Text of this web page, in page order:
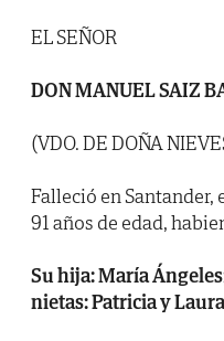
EL SEÑOR
DON MANUEL SAIZ
(VDO. DE DOÑA
Falleció en Santander,
91 años de edad,
Su hija: María
nietas: Patricia y